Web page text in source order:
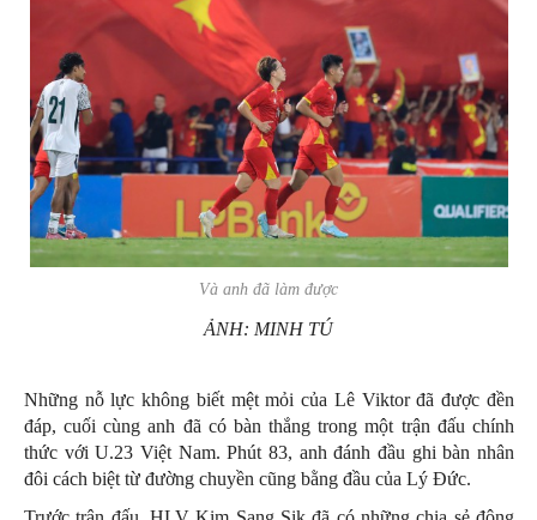
Và anh đã làm được
ẢNH: MINH TÚ
Những nỗ lực không biết mệt mỏi của Lê Viktor đã được đền
đáp, cuối cùng anh đã có bàn thắng trong một trận đấu chính
thức với U.23 Việt Nam. Phút 83, anh đánh đầu ghi bàn nhân
đôi cách biệt từ đường chuyền cũng bằng đầu của Lý Đức.